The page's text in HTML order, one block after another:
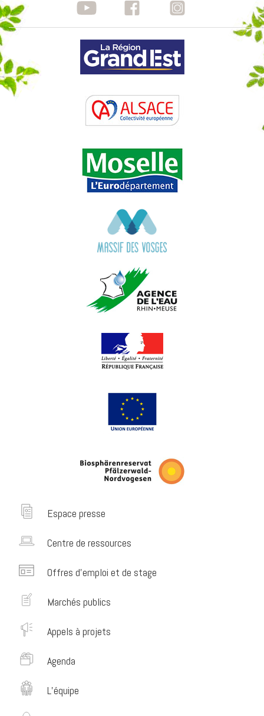
Espace presse
Centre de ressources
Offres d’emploi et de stage
Marchés publics
Appels à projets
Agenda
L’équipe